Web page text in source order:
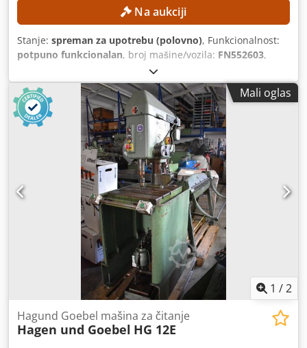
Na aukciji
Stanje: spreman za upotrebu (polovno), Funkcionalnost:
potpuno funkcionalan, broj mašine/vozila: FN552603,
, radni sati:
dizanja:3.540 mm, tip jarma:dupleks, građevinska visina:
2.520 mm
, Oprema:bočni pomak, Bez minimalne cene –
garantovana prodaja po najvišoj ponudi! Dcodpfx
Akozrlvfouok TEHNIČKE KARAKTERISTIKE Visina podizanja:
3.540 mm Ukupna visina: 2.520 mm KARAKTERISTIKE
MAŠINE Tip jarbola: Dupleks sa slobodnim podizanjem
Napon baterije: 80 V Kapacitet baterije: 930 Ah Godina
proizvodnje baterije: 2017 Hidraulični ventili: 3./4. ventil
Radni sati: 1.398 sati OPREMA Bočni pomerac Pozicioner
viljuške Punjač, u ceni Eksterna referenca: SL13606SP
Mali oglas
1 /2
Hagund Goebel mašina za čitanje
Hagen und Goebel HG 12E